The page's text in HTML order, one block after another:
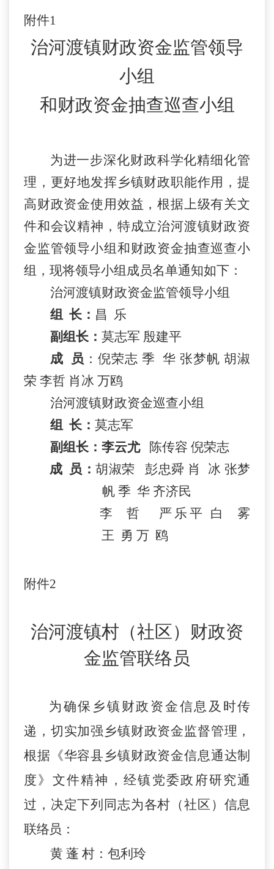
附件1
治河渡镇财政资金监管领导
小组
和财政资金抽查巡查小组
为进一步深化财政科学化精细化管
理，更好地发挥乡镇财政职能作用，提
高财政资金使用效益，根据上级有关文
件和会议精神，特成立治河渡镇财政资
金监管领导小组和财政资金抽查巡查小
组，现将领导小组成员名单通知如下：
治河渡镇财政资金监管领导小组
组 长： 昌 乐
副组长： 莫志军 殷建平
成
员 ： 倪荣志 季 华 张梦帆 胡淑
荣 李哲 肖冰 万鸥
治河渡镇财政资金巡查小组
组 长： 莫志军
副组长： 李云尤 陈传容 倪荣志
成
员：胡淑荣 彭忠舜 肖 冰 张梦
帆 季 华 齐济民
李
哲 严乐平 白
雾
王 勇 万 鸥
附件2
治河渡镇村（社区）财政资
金监管联络员
为确保乡镇财政资金信息及时传
递，切实加强乡镇财政资金监督管理，
根据《华容县乡镇财政资金信息通达制
度》文件精神，经镇党委政府研究通
过，决定下列同志为各村（社区）信息
联络员：
黄 蓬 村：包利玲